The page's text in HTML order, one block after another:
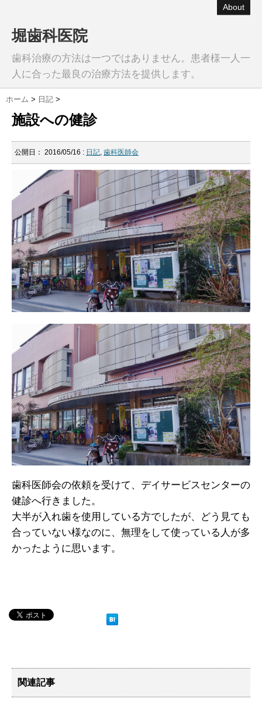
About
堀歯科医院
歯科治療の方法は一つではありません。患者様一人一
人に合った最良の治療方法を提供します。
ホーム > 日記 >
施設への健診
公開日： 2016/05/16 : 日記, 歯科医師会
歯科医師会の依頼を受けて、デイサービスセンターの
健診へ行きました。
大半が入れ歯を使用している方でしたが、どう見ても
合っていない様なのに、無理をして使っている人が多
かったように思います。
関連記事